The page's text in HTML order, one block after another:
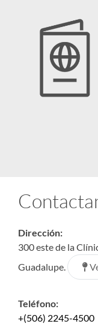
Dirección:
300 este de la
Guadalupe.
Teléfono:
+(506) 2245-4500